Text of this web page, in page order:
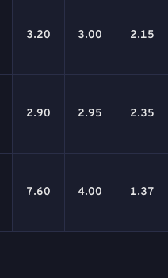
3.20 3.00 2.15
2.90 2.95 2.35
7.60 4.00 1.37